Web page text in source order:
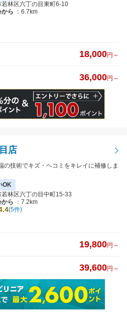
若林区六丁の目東町6-10
から
：6.7km
18,000円～
36,000円～
店
の技術でキズ・ヘコミをキレイに補修しま
OK
若林区六丁の目中町15-33
から
：7.2km
(5件)
19,800円～
39,600円～